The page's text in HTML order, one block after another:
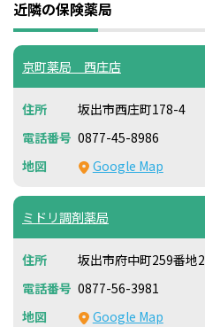
近隣の保険薬局
京町薬局 西庄店
坂出市西庄町178-4
0877-45-8986
Google Map
ミドリ調剤薬局
坂出市府中町259番地2
0877-56-3981
Google Map